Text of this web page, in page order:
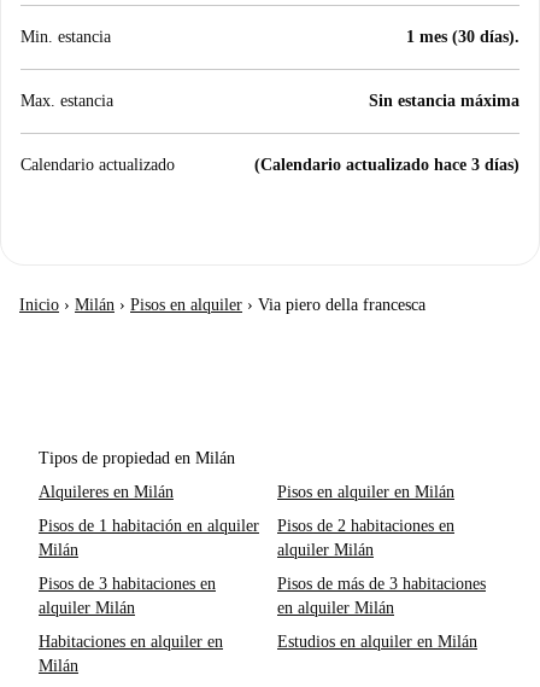
Min. estancia 1 mes (30 días).
Max. estancia Sin estancia máxima
Calendario actualizado (Calendario actualizado hace 3 días)
Inicio › Milán › Pisos en alquiler › Via piero della francesca
Tipos de propiedad en Milán
Alquileres en Milán
Pisos en alquiler en Milán
Pisos de 1 habitación en alquiler
Milán
Pisos de 2 habitaciones en
alquiler Milán
Pisos de 3 habitaciones en
alquiler Milán
Pisos de más de 3 habitaciones
en alquiler Milán
Habitaciones en alquiler en
Milán
Estudios en alquiler en Milán